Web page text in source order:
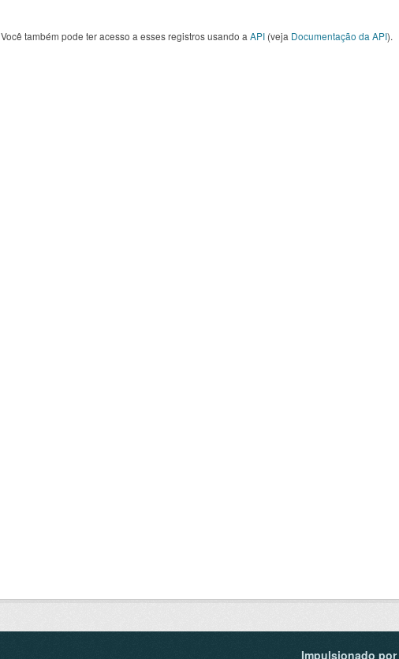
Você também pode ter acesso a esses registros usando a API (veja Documentação da API).
Impulsionado por